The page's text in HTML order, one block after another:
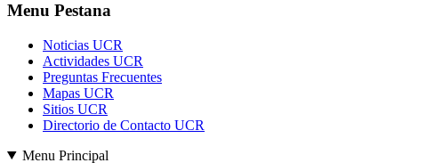
Menu Pestana
Noticias UCR
Actividades UCR
Preguntas Frecuentes
Mapas UCR
Sitios UCR
Directorio de Contacto UCR
Menu Principal